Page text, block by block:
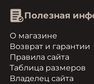
Полезная
О магазине
Возврат и гарантии
Правила сайта
Таблица размеров
Владелец сайта